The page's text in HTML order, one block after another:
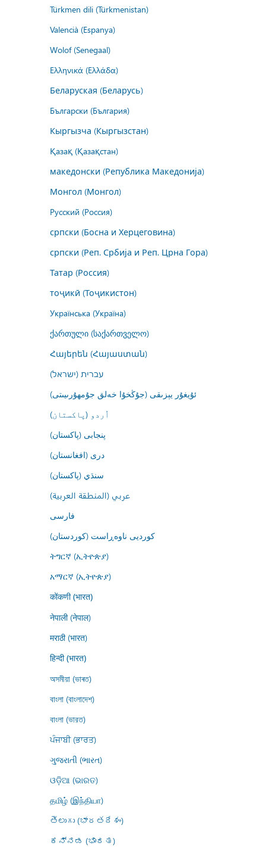
Türkmen dili (Türkmenistan)
Valencià (Espanya)
Wolof (Senegaal)
Ελληνικά (Ελλάδα)
Беларуская (Беларусь)
Български (България)
Кыргызча (Кыргызстан)
Қазақ (Қазақстан)
македонски (Република Македонија)
Монгол (Монгол)
Русский (Россия)
српски (Босна и Херцеговина)
српски (Реп. Србија и Реп. Црна Гора)
Татар (Россия)
тоҷикӣ (Тоҷикистон)
Українська (Україна)
ქართული (საქართველო)
Հայերեն (Հայաստան)
עברית (ישראל)
ئۇيغۇر يېزىقى (جۇڭخۇا خەلق جۇمھۇرىيىتى)
اُردو (پاکستان)
پنجابی (پاکستان)
درى (افغانستان)
سنڌي (پاکستان)
عربي (المنطقة العربية)
فارسى
کوردیی ناوەڕاست (کوردستان)
ትግርኛ (ኢትዮጵያ)
አማርኛ (ኢትዮጵያ)
कोंकणी (भारत)
नेपाली (नेपाल)
मराठी (भारत)
हिन्दी (भारत)
অসমীয়া (ভাৰত)
বাংলা (বাংলাদেশ)
বাংলা (ভারত)
ਪੰਜਾਬੀ (ਭਾਰਤ)
ગુજરાતી (ભારત)
ଓଡ଼ିଆ (ଭାରତ)
தமிழ் (இந்தியா)
తెలుగు (భారతదేశం)
ಕನ್ನಡ (ಭಾರತ)